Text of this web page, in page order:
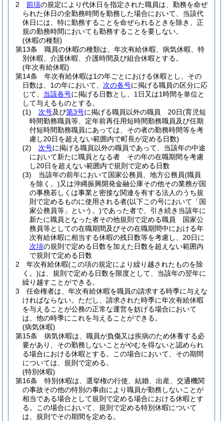
2
前項の規定により代休日を指定された職員は、勤務を命ぜ
られた休日の全勤務時間を勤務した場合において、当該代
休日には、特に勤務することを命ぜられるときを除き、正
規の勤務時間においても勤務することを要しない。
(休暇の種類)
第13条
職員の休暇の種類は、年次有給休暇、病気休暇、特
別休暇、介護休暇、介護時間及び組合休暇とする。
(年次有給休暇)
第14条
年次有給休暇は1の年ごとにおける休暇とし、その
日数は、1の年において、 次の各号に掲げる職員の区分に応
じて、 当該各号に掲げる日数とし、1日又は1時間を単位と
して与えるものとする。
(1)
次号及び第3号に掲げる職員以外の職員 20日(育児短
時間勤務職員等、定年前再任用短時間勤務職員及び任期
付短時間勤務職員にあっては、その者の勤務時間等を考
慮し20日を超えない範囲内で町長が定める日数)
(2)
次号に掲げる職員以外の職員であって、当該年の中途
において新たに職員となる者 その年の在職期間を考慮
し20日を超えない範囲内で規則で定める日数
(3)
当該年の前年において国家公務員、地方公務員(職員
を除く。)又は沖縄振興開発金融公庫その他その業務が国
の事務若しくは事業と密接な関連を有する法人のうち規
則で定めるものに使用される者(以下この号において「国
家公務員等」という。)であった者で、引き続き当該年に
新たに職員となった者その他規則で定める職員 国家公
務員等としての在職期間及びその在職期間中における年
次有給休暇に相当する休暇の残日数等を考慮し、20日に
次項の規則で定める日数を加えた日数を超えない範囲内
で規則で定める日数
2
年次有給休暇(この項の規定により繰り越されたものを除
く。)は、規則で定める日数を限度として、当該年の翌年に
繰り越すことができる。
3
任命権者は、年次有給休暇を職員の請求する時季に与えな
ければならない。 ただし、請求された時季に年次有給休暇
を与えることが公務の正常な運営を妨げる場合において
は、他の時季にこれを与えることができる。
(病気休暇)
第15条
病気休暇は、職員が負傷又は疾病のため休養する必
要があり、その勤務しないことがやむを得ないと認められ
る場合における休暇とする。
この場合において、その期間
については、規則で定める。
(特別休暇)
第16条
特別休暇は、選挙権の行使、結婚、出産、交通機関
の事故その他の特別の事由により職員が勤務しないことが
相当である場合として規則で定める場合における休暇とす
る。
この場合において、規則で定める特別休暇について
は、規則でその期間を定める。